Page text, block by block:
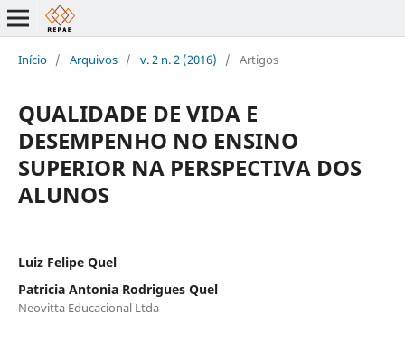
Início / Arquivos / v. 2 n. 2 (2016) / Artigos
QUALIDADE DE VIDA E
DESEMPENHO NO ENSINO
SUPERIOR NA PERSPECTIVA DOS
ALUNOS
Luiz Felipe Quel
Patricia Antonia Rodrigues Quel
Neovitta Educacional Ltda